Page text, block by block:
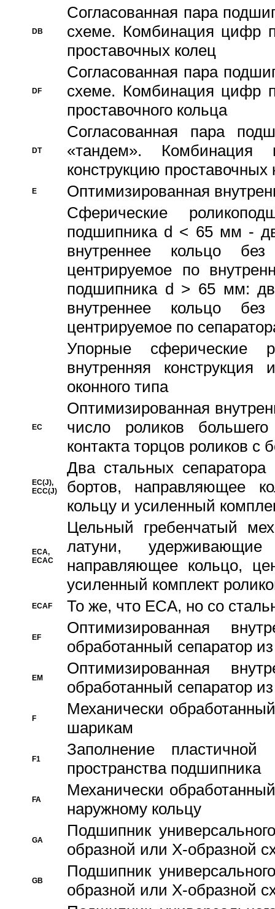
DB
Согласованная пара
схеме. Комбинация цифр
проставочных колец
DF
Согласованная пара
схеме. Комбинация цифр
проставочного кольца
DT
Согласованная пара
«тандем».
конструкцию проставочных
E
Оптимизированная
Сферические
подшипника d < 65 мм -
внутреннее кольцо
центрируемое по
подшипника d > 65 мм:
внутреннее кольцо
центрируемое по
Упорные сферические
внутренняя
оконного типа
EC
Oптимизированная
число роликов
контакта торцов роликов с
EC(J),
ECC(J)
Два стальных сепаратора
бортов, направляющее
кольцу и усиленный
ECA,
ECAC
Цельный гребенчатый
латуни,
направляющее кольцо,
усиленный комплект
ECAF То же, что ECA, но со
EF
Оптимизированная
обработанный сепаратор
EM
Оптимизированная
обработанный сепаратор
F
Механически
шарикам
F1
Заполнение
пространства подшипника
FA
Механически
наружному кольцу
GA
Подшипник
образной или Х-образной
GB
Подшипник
образной или Х-образной